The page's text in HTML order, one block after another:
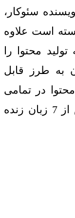
سئوکار،
است علاوه
محتوا را
به طرز قابل
در تمامی
زمینه های کسب و کار به بیش از 7 زبان زنده